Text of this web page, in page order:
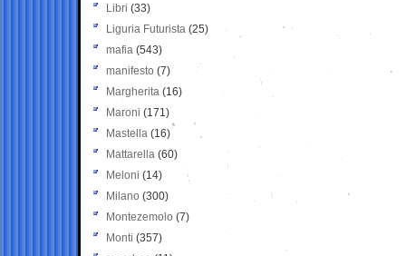
Libri (33)
Liguria Futurista (25)
mafia (543)
manifesto (7)
Margherita (16)
Maroni (171)
Mastella (16)
Mattarella (60)
Meloni (14)
Milano (300)
Montezemolo (7)
Monti (357)